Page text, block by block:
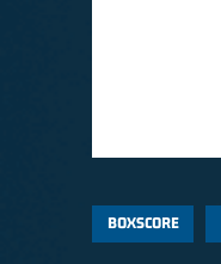
BOXSCORE